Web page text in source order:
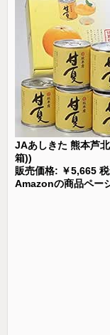
JAあしきた 熊本芦
箱))
販売価格: ￥5,665
Amazonの商品ペー